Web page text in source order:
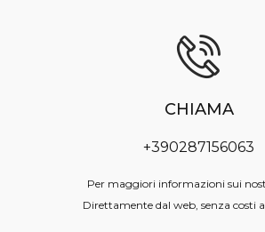
CHIAMA
+390287156063
Per maggiori informazioni sui
Direttamente dal web, senza costi